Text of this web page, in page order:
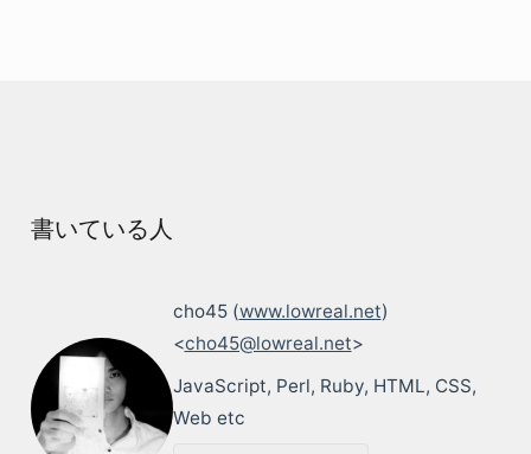
書いている人
cho45 (www.lowreal.net)
<cho45@lowreal.net>
JavaScript, Perl, Ruby, HTML, CSS,
Web etc